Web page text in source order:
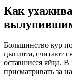
Как
Большинство кур
цыплята, считают
оставшиеся яйца. В
присматривать за